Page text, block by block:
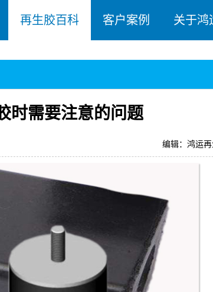
再生胶百科 客户案例 关于鸿
时需要注意的问题
编辑：鸿运